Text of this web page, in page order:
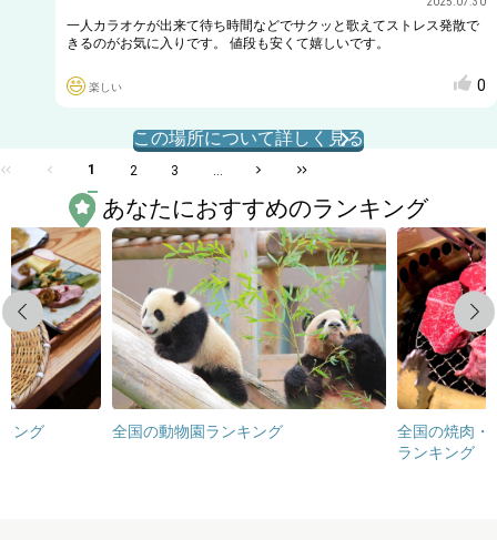
一人カラオケが出来て待ち時間などでサクッと歌えてストレス発散で
きるのがお気に入りです。 値段も安くて嬉しいです。
楽しい 0
この場所について詳しく見る
1 2 3 ...
あなたにおすすめのランキング
Previous
ング 全国の動物園ランキング
全国の焼肉・
ランキング
Next